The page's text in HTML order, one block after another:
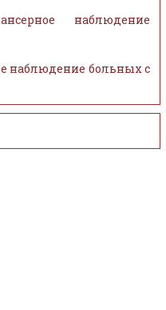
наблюдение
наблюдение больных с